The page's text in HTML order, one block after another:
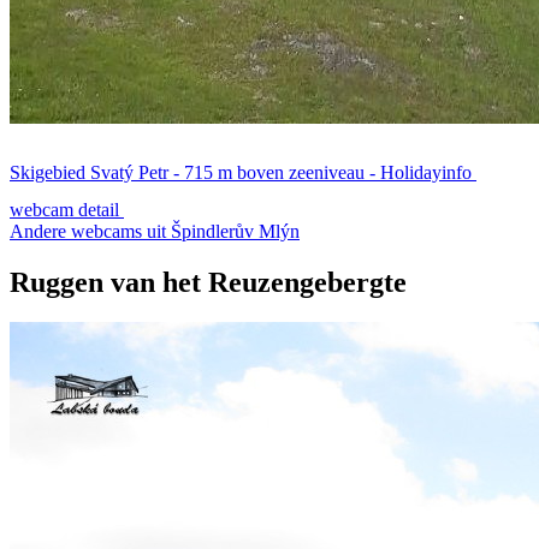
Skigebied Svatý Petr - 715 m boven zeeniveau - Holidayinfo
webcam detail
Andere webcams uit Špindlerův Mlýn
Ruggen van het Reuzengebergte